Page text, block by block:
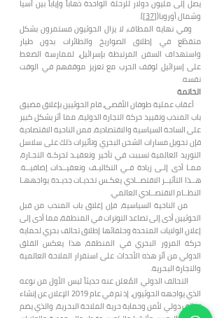
يصل إلى مليون دولار للرحلة الواحدة ذهاباً وإياباً بين آسيا
وشمال أوروبا([37]
).
وفي نهاية المطاف، لا يزال الحوثيون مستمرون بشكل
متقطّع في إطلاق الصواريخ والطائرات بدون طيار
واستهداف السفن المرتبطة بإسرائيل، لممارسة الضغط
على إسرائيل لوقف الحرب مع تعزيز موقفهم في الوقت
نفسه.
الخاتمة
أعقاب عملية طوفان الأقصى، قام الحوثيين بإغلاق مضيق
باب المندب وتقييد حركة التجارة الدولية، مما أثر بشكل كبير
على الساحة السياسية والاقتصادية، فمن الناحية الاقتصادية
فإن تحويل مسارات الشحن البحري وتأثيرات ذلك على سلاسل
التوريد العالمية تسببت في تأخير وتعقيـد لحركـة التجـارة،
ممـا أدى إلـى زيادة فـي التكاليـف وتعقيــدات إضافيــة.
هــذا التأثيــر الاقتصــادي يعكـس تحديـات جديـدة يواجههـا
النظــام الاقتصــادي العالمي.
من الناحية السياسية، فإن إغلاق باب المندب من قبل
الحوثيين أدى إلى تصاعد التوترات في المنطقة، مما أدى إلى
إعلان الولايات المتحدة وحلفائها إطلاق تحالف بحري لحماية
حركة المرور البحري في المنطقة، هذا يعكس القلق
الدولي من أثر هذه الأحداث على استقرار الملاحة العالمية
والتجارة البحرية.
التحالف الدولي المُعلن عنه حديثاً ليس الأول من نوعه
الذي يواجهه الحوثيون، إذ تم في عام 2019 الإعلان عن إنشاء
تحالف دولي لأمن وحماية حرية الملاحة البحرية، والذي يضم